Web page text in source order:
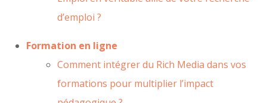
d’emploi ?
Formation en ligne
Comment intégrer du Rich Media dans vos
formations pour multiplier l’impact